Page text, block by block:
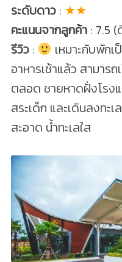
ระดับดาว: ★★
คะแนนจากลูกค้า: 7.5 (
รีวิว:
เหมาะกับพัก
อาหารเช้าแล้ว สามาร
ตลอด ชายหาดฝั่งโรง
สระเด็ก และเดินลงทะ
สะอาด น้ำทะเลใส